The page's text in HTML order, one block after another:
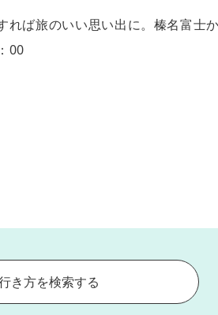
ば旅のいい思い出に。榛名富士
00
き方を検索する